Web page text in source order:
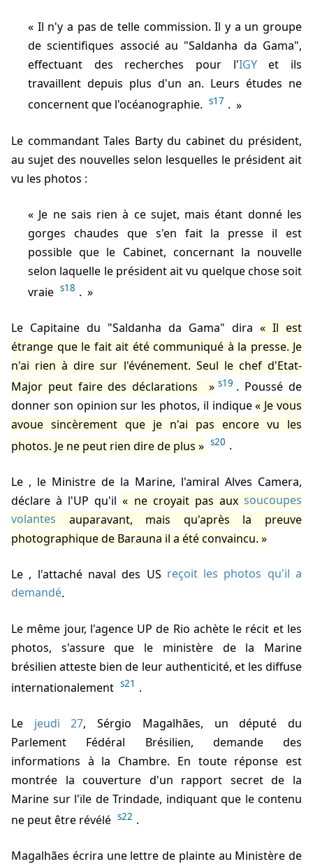
Il n'y a pas de telle commission. Il y a un groupe
de scientifiques associé au "Saldanha da Gama",
effectuant des recherches pour l'IGYet ils
travaillent depuis plus d'un an. Leurs études ne
concernent que l'océanographie. s17 .
Le commandant Tales Barty du cabinet du président,
au sujet des nouvelles selon lesquelles le président ait
vu les photos :
Je ne sais rien à ce sujet, mais étant donné les
gorges chaudes que s'en fait la presse il est
possible que le Cabinet, concernant la nouvelle
selon laquelle le président ait vu quelque chose soit
vraie s18 .
Le Capitaine du "Saldanha da Gama" dira
Il est
étrange que le fait ait été communiqué à la presse. Je
n'ai rien à dire sur l'événement. Seul le chef d'Etat-
Major peut faire des déclarations
s19 . Poussé de
donner son opinion sur les photos, il indique
Je vous
avoue sincèrement que je n'ai pas encore vu les
photos. Je ne peut rien dire de plus
s20 .
Le , le Ministre de la Marine, l'amiral Alves Camera,
déclare à l'UP qu'il
ne croyait pas auxsoucoupes
volantes auparavant, mais qu'après la preuve
photographique de Barauna il a été convaincu.
Le , l'attaché naval des US reçoit les photos qu'il a
demandé.
Le même jour, l'agence UP de Rio achète le récit et les
photos, s'assure que le ministère de la Marine
brésilien atteste bien de leur authenticité, et les diffuse
internationalement s21 .
Le jeudi 27, Sérgio Magalhães, un député du
Parlement Fédéral Brésilien, demande des
informations à la Chambre. En toute réponse est
montrée la couverture d'un rapport secret de la
Marine sur l'ïle de Trindade, indiquant que le contenu
ne peut être révélé s22 .
Magalhães écrira une lettre de plainte au Ministère de